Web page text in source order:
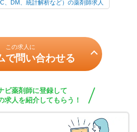
、DM、統計解析など）の薬剤師求人
この求人に
で問い合わせる
ビ薬剤師に登録して
求人を紹介してもらう！